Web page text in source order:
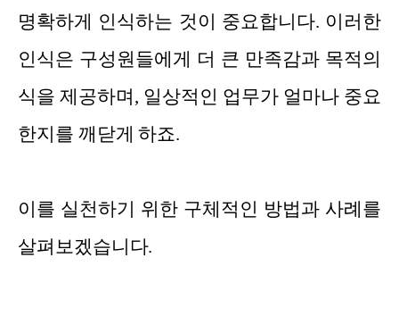
명확하게 인식하는 것이 중요합니다. 이러한
인식은 구성원들에게 더 큰 만족감과 목적의
식을 제공하며, 일상적인 업무가 얼마나 중요
한지를 깨닫게 하죠.
이를 실천하기 위한 구체적인 방법과 사례를
살펴보겠습니다.